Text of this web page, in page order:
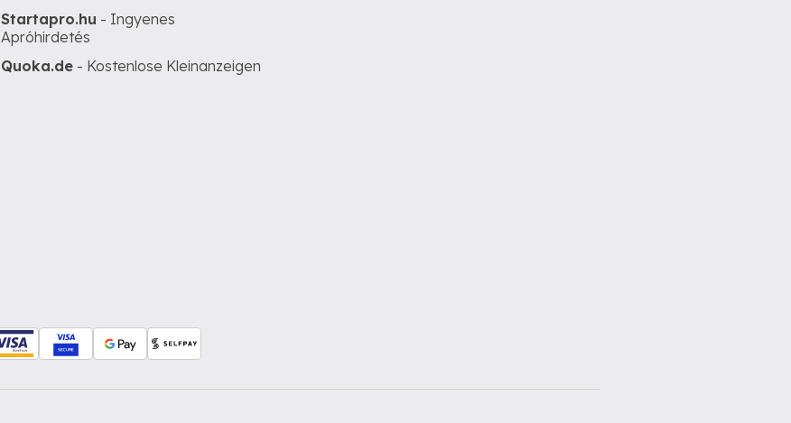
Startapro.hu - Ingyenes
Apróhirdetés
Quoka.de - Kostenlose Kleinanzeigen